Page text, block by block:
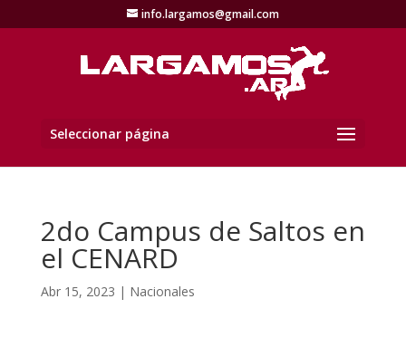
info.largamos@gmail.com
Seleccionar página
2do Campus de Saltos en
el CENARD
Abr 15, 2023 | Nacionales